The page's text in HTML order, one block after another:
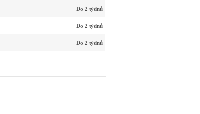
Do 2 týdnů
Do 2 týdnů
Do 2 týdnů